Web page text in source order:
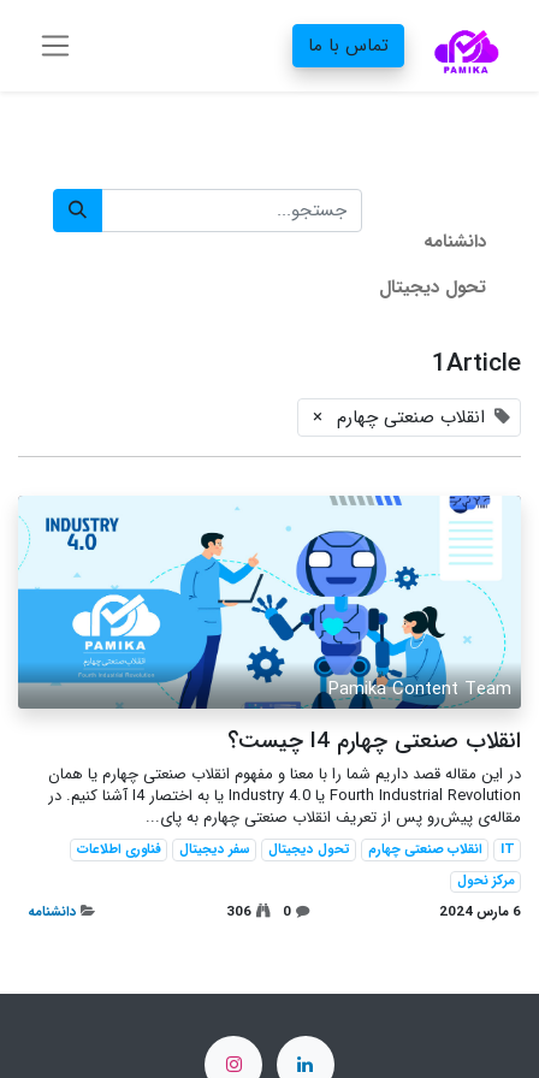
تماس با ما
دانشنامه‌
تحول دیجیتال
1Article
انقلاب صنعتی چهارم ×
Pamika Content Team
انقلاب صنعتی چهارم I4 چیست؟
در این مقاله قصد داریم شما را با معنا و مفهوم انقلاب صنعتی چهارم یا همان
Fourth Industrial Revolution یا Industry 4.0 یا به اختصار I4 آشنا کنیم. در
مقاله‌ی پیش‌رو پس از تعریف انقلاب صنعتی چهارم به پای...
IT انقلاب صنعتی چهارم تحول دیجیتال سفر دیجیتال
فناوری اطلاعات
مرکز نحول
6 مارس 2024
0
306 دانشنامه‌